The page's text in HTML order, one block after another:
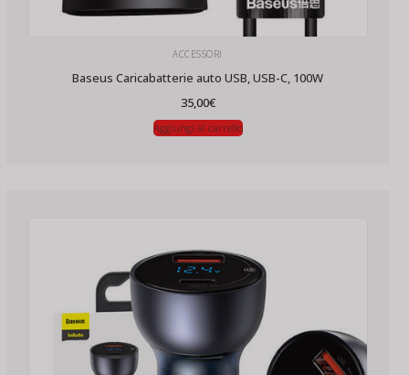
ACCESSORI
Baseus Caricabatterie auto USB, USB-C, 100W
35,00€
Aggiungi al carrello